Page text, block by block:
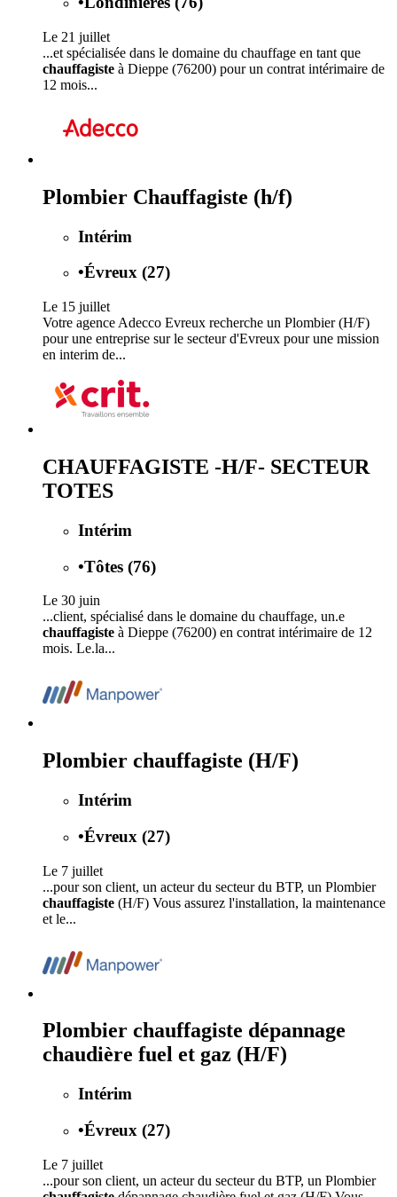
Le 21 juillet
...et spécialisée dans le domaine du chauffage en tant que
chauffagiste à Dieppe (76200) pour un contrat intérimaire de
12 mois...
Plombier Chauffagiste (h/f)
Intérim
•Évreux (27)
Le 15 juillet
Votre agence Adecco Evreux recherche un Plombier (H/F)
pour une entreprise sur le secteur d'Evreux pour une mission
en interim de...
CHAUFFAGISTE -H/F- SECTEUR
TOTES
Intérim
•Tôtes (76)
Le 30 juin
...client, spécialisé dans le domaine du chauffage, un.e
chauffagiste à Dieppe (76200) en contrat intérimaire de 12
mois. Le.la...
Plombier chauffagiste (H/F)
Intérim
•Évreux (27)
Le 7 juillet
...pour son client, un acteur du secteur du BTP, un Plombier
chauffagiste (H/F) Vous assurez l'installation, la maintenance
et le...
Plombier chauffagiste dépannage
chaudière fuel et gaz (H/F)
Intérim
•Évreux (27)
Le 7 juillet
...pour son client, un acteur du secteur du BTP, un Plombier